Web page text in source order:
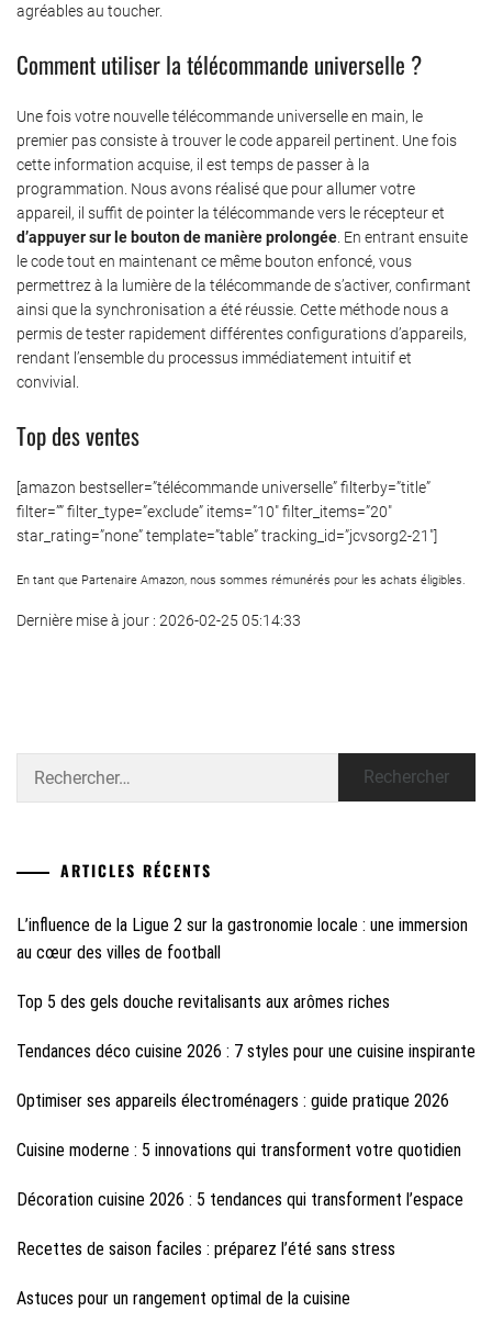
agréables au toucher.
Comment utiliser la télécommande universelle ?
Une fois votre nouvelle télécommande universelle en main, le
premier pas consiste à trouver le code appareil pertinent. Une fois
cette information acquise, il est temps de passer à la
programmation. Nous avons réalisé que pour allumer votre
appareil, il suffit de pointer la télécommande vers le récepteur et
d’appuyer sur le bouton de manière prolongée . En entrant ensuite
le code tout en maintenant ce même bouton enfoncé, vous
permettrez à la lumière de la télécommande de s’activer, confirmant
ainsi que la synchronisation a été réussie. Cette méthode nous a
permis de tester rapidement différentes configurations d’appareils,
rendant l’ensemble du processus immédiatement intuitif et
convivial.
Top des ventes
[amazon bestseller=”télécommande universelle” filterby=”title”
filter=”” filter_type=”exclude” items=”10″ filter_items=”20″
star_rating=”none” template=”table” tracking_id=”jcvsorg2-21″]
En tant que Partenaire Amazon, nous sommes rémunérés pour les achats éligibles.
Dernière mise à jour : 2026-02-25 05:14:33
ARTICLES RÉCENTS
L’influence de la Ligue 2 sur la gastronomie locale : une immersion
au cœur des villes de football
Top 5 des gels douche revitalisants aux arômes riches
Tendances déco cuisine 2026 : 7 styles pour une cuisine inspirante
Optimiser ses appareils électroménagers : guide pratique 2026
Cuisine moderne : 5 innovations qui transforment votre quotidien
Décoration cuisine 2026 : 5 tendances qui transforment l’espace
Recettes de saison faciles : préparez l’été sans stress
Astuces pour un rangement optimal de la cuisine